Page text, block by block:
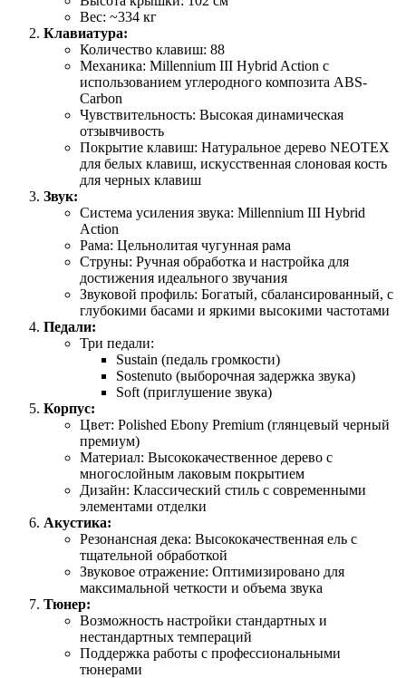
Вес: ~334 кг
Клавиатура:
Количество клавиш: 88
Механика: Millennium III Hybrid Action с
использованием углеродного композита ABS-
Carbon
Чувствительность: Высокая динамическая
отзывчивость
Покрытие клавиш: Натуральное дерево NEOTEX
для белых клавиш, искусственная слоновая кость
для черных клавиш
Звук:
Система усиления звука: Millennium III Hybrid
Action
Рама: Цельнолитая чугунная рама
Струны: Ручная обработка и настройка для
достижения идеального звучания
Звуковой профиль: Богатый, сбалансированный, с
глубокими басами и яркими высокими частотами
Педали:
Три педали:
Sustain (педаль громкости)
Sostenuto (выборочная задержка звука)
Soft (приглушение звука)
Корпус:
Цвет: Polished Ebony Premium (глянцевый черный
премиум)
Материал: Высококачественное дерево с
многослойным лаковым покрытием
Дизайн: Классический стиль с современными
элементами отделки
Акустика:
Резонансная дека: Высококачественная ель с
тщательной обработкой
Звуковое отражение: Оптимизировано для
максимальной четкости и объема звука
Тюнер:
Возможность настройки стандартных и
нестандартных темпераций
Поддержка работы с профессиональными
тюнерами